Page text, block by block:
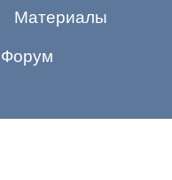
Материалы
Форум